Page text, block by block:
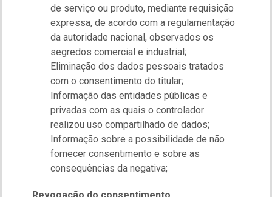
de serviço ou produto, mediante requisição
expressa, de acordo com a regulamentação
da autoridade nacional, observados os
segredos comercial e industrial;
Eliminação dos dados pessoais tratados
com o consentimento do titular;
Informação das entidades públicas e
privadas com as quais o controlador
realizou uso compartilhado de dados;
Informação sobre a possibilidade de não
fornecer consentimento e sobre as
consequências da negativa;